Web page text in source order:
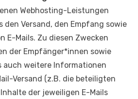
Webhosting-Leistungen
den Versand, den Empfang sowie
E-Mails. Zu diesen Zwecken
der Empfänger*innen sowie
auch weitere Informationen
Versand (z.B. die beteiligten
der jeweiligen E-Mails